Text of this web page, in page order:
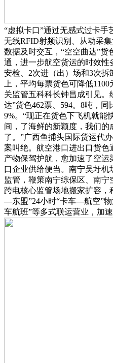
“虚拟卡口”通过无感式过卡手
无线RFID射频识别、从动采
数据及时交互，“空空曲达”货
通，进一步航空货运的时效性
安检、2次进（出）场和3次
上，平均每票货色可降低
关监管五科科长钟昌成引见。
达”货色462票、594。8吨，同
9%。“现正在货色下飞机就能
间，了海鲜的新颖度，我们
了。”广西鱼捕头国际货运代
案叫绝。航空港口进出口货
产物保驾护航，愈加速了空
口企业供给便当。南宁吴圩
监管，鞭策南宁综保区、南宁
跨电核心监管场地搬家扩容
—东盟”24小时“卡车—航空”
车航班”等多式联运营业，加